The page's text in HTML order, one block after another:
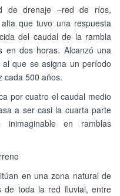
de drenaje –red de ríos,
que tuvo una respuesta
del caudal de la rambla
en dos horas. Alcanzó una
que se asigna un período
cada 500 años.
por cuatro el caudal medio
a ser casi la cuarta parte
en ramblas
en una zona natural de
de toda la red fluvial, entre